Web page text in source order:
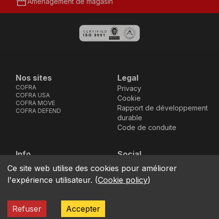
Nos sites
COFRA
COFRA USA
COFRA MOVE
COFRA DEFEND
Legal
Privacy
Cookie
Rapport de développement
durable
Code de conduite
Info
location_on
Via dell’Euro 53-57-59,
76121 Barletta - BT -
ITALIA
Social
Facebook
Instagram
Youtube
LinkedIn
COFRA S.r.l. Partita Iva IT02850580727
Ce site web utilise des cookies pour améliorer
l'expérience utilisateur. (Cookie policy)
Refuser Accepter